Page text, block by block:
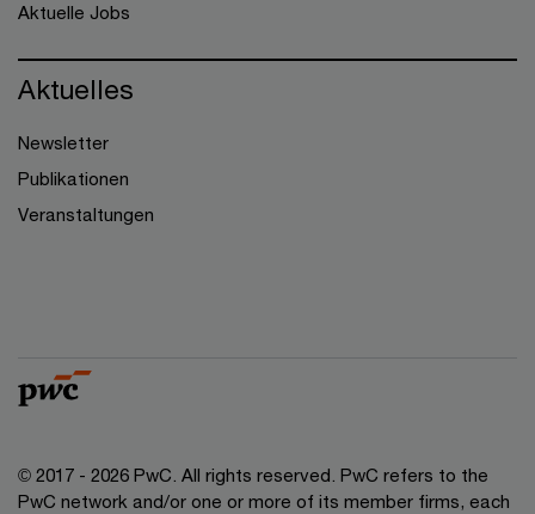
Aktuelle Jobs
Aktuelles
Newsletter
Publikationen
Veranstaltungen
© 2017 - 2026 PwC. All rights reserved. PwC refers to the
PwC network and/or one or more of its member firms, each